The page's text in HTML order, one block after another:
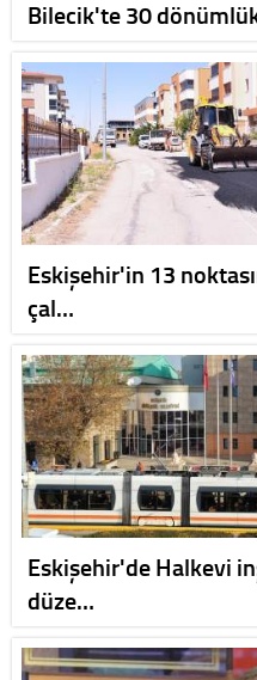
Bilecik'te 30
Eskişehir'in 13
çal…
Eskişehir'de Halkevi
düze…